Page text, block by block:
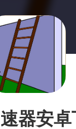
器安卓